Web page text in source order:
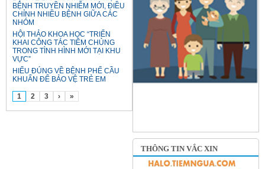
BỆNH TRUYỀN NHIỄM MỚI, ĐIỀU
CHỈNH NHIỀU BỆNH GIỮA CÁC
NHÓM
HỘI THẢO KHOA HỌC “TRIỂN
KHAI CÔNG TÁC TIÊM CHỦNG
TRONG TÌNH HÌNH MỚI TẠI KHU
VỰC”
HIỂU ĐÚNG VỀ BỆNH PHẾ CẦU
KHUẨN ĐỂ BẢO VỆ TRẺ EM
1 2 3 › »
THÔNG TIN VẮC XIN